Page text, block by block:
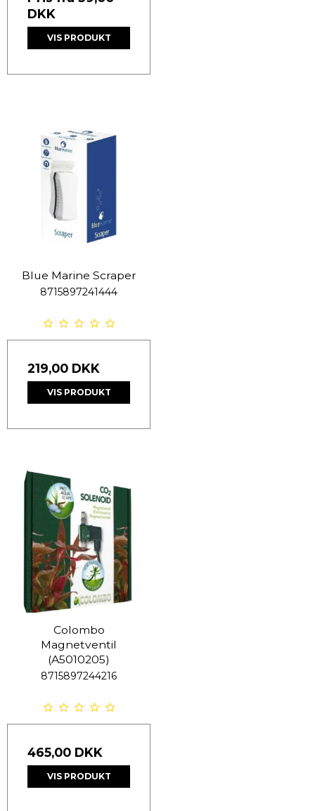
DKK
VIS PRODUKT
Blue Marine Scraper
8715897241444
219,00 DKK
VIS PRODUKT
Colombo
Magnetventil
(A5010205)
8715897244216
465,00 DKK
VIS PRODUKT